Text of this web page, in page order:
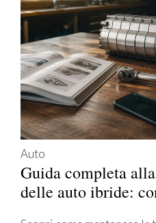
Auto
Guida completa
delle auto ibride: